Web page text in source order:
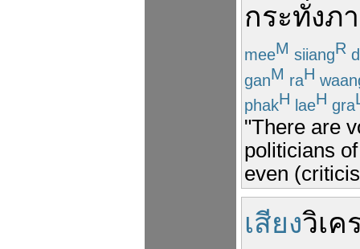
กระทั่งภ
meeM siiangR
ganM raH
phakH laeH gra
"There are
politicians
even
เสียงวิเค